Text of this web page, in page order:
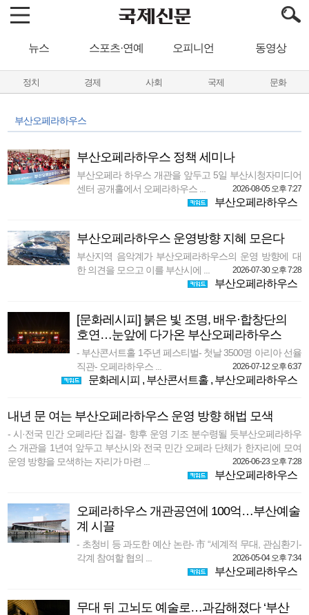
뉴스 스포츠·연예 오피니언 동영상
정치 경제 사회 국제 문화
부산오페라하우스
부산오페라하우스 정책 세미나
부산오페라 하우스 개관을 앞두고 5일 부산시청자미디어
센터 공개홀에서 오페라하우스 ...
2026-08-05 오후 7:27
부산오페라하우스
부산오페라하우스 운영방향 지혜 모은다
부산지역 음악계가 부산오페라하우스의 운영 방향에 대
한 의견을 모으고 이를 부산시에 ...
2026-07-30 오후 7:28
부산오페라하우스
[문화레시피] 붉은 빛 조명, 배우·합창단의
호연…눈앞에 다가온 부산오페라하우스
- 부산콘서트홀 1주년 페스티벌- 첫날 3500명 아리아 선율
직관- 오페라하우스 ...
2026-07-12 오후 6:37
문화레시피 , 부산콘서트홀, 부산오페라하우스
내년 문 여는 부산오페라하우스 운영 방향 해법 모색
- 시·전국 민간 오페라단 집결- 향후 운영 기조 분수령될 듯부산오페라하우
스 개관을 1년여 앞두고 부산시와 전국 민간 오페라 단체가 한자리에 모여
운영 방향을 모색하는 자리가 마련 ...
2026-06-23 오후 7:28
부산오페라하우스
오페라하우스 개관공연에 100억…부산예술
계 시끌
- 초청비 등 과도한 예산 논란- 市 “세계적 무대, 관심환기-
각계 참여할 협의 ...
2026-05-04 오후 7:34
부산오페라하우스
무대 뒤 고뇌도 예술로…과감해졌다 ‘부산